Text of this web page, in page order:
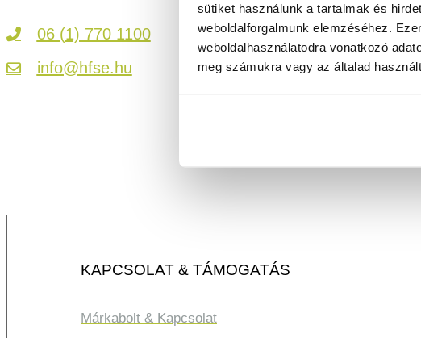
sütiket használunk a tartalmak és
weboldalforgalmunk elemzéséhez.
weboldalhasználatodra vonatkozó
meg számukra vagy az általad
06 (1) 770 1100
info@hfse.hu
KAPCSOLAT & TÁMOGATÁS
Márkabolt & Kapcsolat